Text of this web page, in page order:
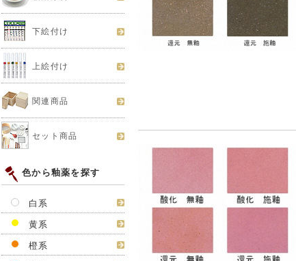
下絵付け
上絵付け
関連商品
セット商品
色から釉薬を探す
白系
黄系
橙系